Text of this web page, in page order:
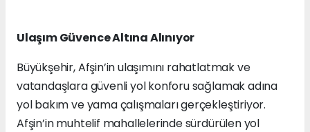
Ulaşım Güvence Altına Alınıyor
Büyükşehir, Afşin’in ulaşımını rahatlatmak ve
vatandaşlara güvenli yol konforu sağlamak adına
yol bakım ve yama çalışmaları gerçekleştiriyor.
Afşin’in muhtelif mahallelerinde sürdürülen yol